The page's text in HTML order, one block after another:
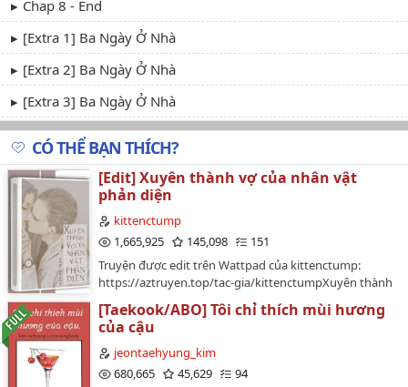
Chap 8 - End
[Extra 1] Ba Ngày Ở Nhà
[Extra 2] Ba Ngày Ở Nhà
[Extra 3] Ba Ngày Ở Nhà
CÓ THỂ BẠN THÍCH?
[Edit] Xuyên thành vợ của nhân vật
phản diện
kittenctump
1,665,925
145,098
151
Truyện được edit trên Wattpad của kittenctump:
https://aztruyen.top/tac-gia/kittenctumpXuyên thành
vợ của nhân vật phản diệnTác giả: Cẩm ChanhSố
chương: 141 chương + 7 ngoại truyệnDes bìa: Bún Tần,
MMOCEdit: MềuGiang Đường hơi xui xẻo.Cô xuyên
qua rồi, chồng cô là nhân vật phản diện tội ác tày trời
trong game Otome (1), cuối cùng vì muốn chiếm đoạt
[Taekook/ABO] Tôi chỉ thích mùi hương
của cậu
jeontaehyung_kim
680,665
45,629
94